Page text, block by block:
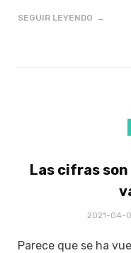
SEGUIR LEYENDO
Las cifras
2021-04-
Parece que se ha